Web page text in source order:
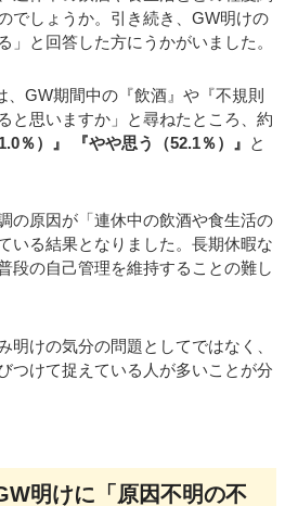
でしょうか。引き続き、GW明けの
」と回答した方にうかがいました。
、GW期間中の『飲酒』や『不規則
と思いますか」と尋ねたところ、約
％）』 『やや思う（52.1％）』 と
の原因が「連休中の飲酒や食生活の
いる結果となりました。長期休暇な
段の自己管理を維持することの難し
明けの気分の問題としてではなく、
つけて捉えている人が多いことが分
明けに「原因不明の不